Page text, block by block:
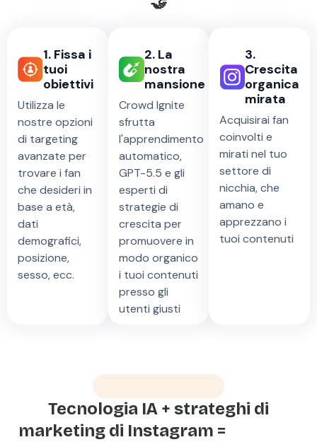
1. Fissa i
tuoi
obiettivi
Utilizza le
nostre opzioni
di targeting
avanzate per
trovare i fan
che desideri in
base a età,
dati
demografici,
posizione,
sesso, ecc.
2. La
nostra
mansione
Crowd Ignite
sfrutta
l'apprendimento
automatico,
GPT-5.5 e gli
esperti di
strategie di
crescita per
promuovere in
modo organico
i tuoi contenuti
presso gli
utenti giusti
3.
Crescita
organica
mirata
Acquisirai fan
coinvolti e
mirati nel tuo
settore di
nicchia, che
amano e
apprezzano i
tuoi contenuti
Tecnologia IA + strateghi di
marketing di Instagram =